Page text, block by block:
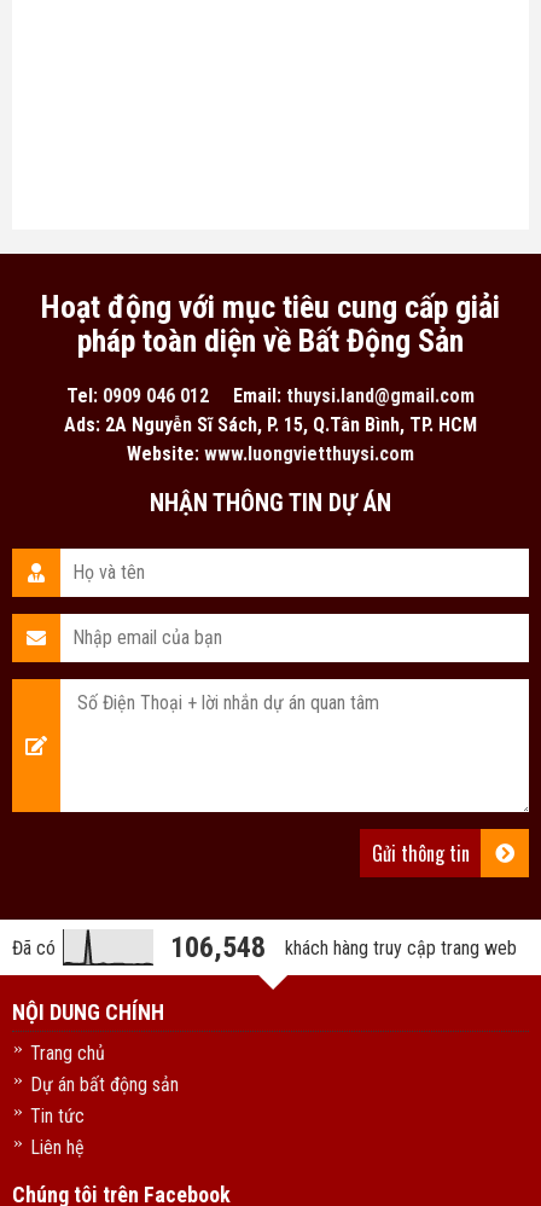
Hoạt động với mục tiêu cung cấp giải
pháp toàn diện về Bất Động Sản
Tel: 0909 046 012 Email: thuysi.land@gmail.com
Ads: 2A Nguyễn Sĩ Sách, P. 15, Q.Tân Bình, TP. HCM
Website: www.luongvietthuysi.com
NHẬN THÔNG TIN DỰ ÁN
Đã có 106,548 khách hàng truy cập trang web
NỘI DUNG CHÍNH
Trang chủ
Dự án bất động sản
Tin tức
Liên hệ
Chúng tôi trên Facebook